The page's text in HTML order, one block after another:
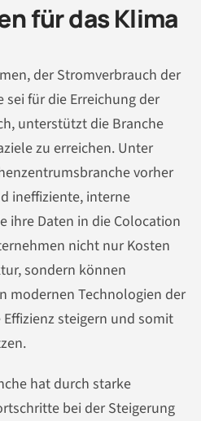
für das Klima
der Stromverbrauch der
für die Erreichung der
unterstützt die Branche
zu erreichen. Unter
vorher
ineffiziente, interne
ihre Daten in die Colocation
nicht nur Kosten
sondern können
modernen Technologien der
steigern und somit
hat durch starke
bei der Steigerung